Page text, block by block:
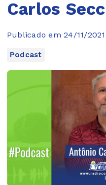
Carlos
Publicado em 24/11/2021
Podcast